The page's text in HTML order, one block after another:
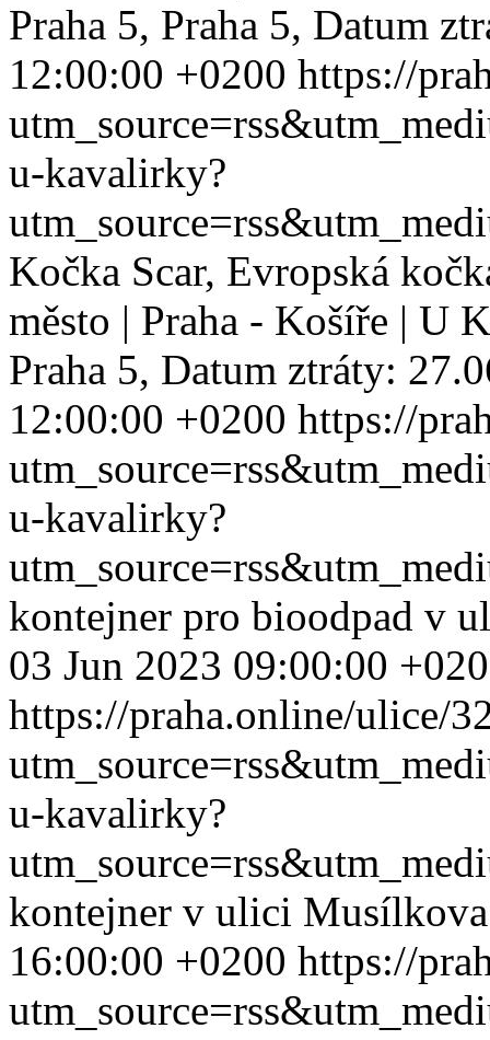
Praha 5, Praha 5, Datum
12:00:00 +0200 https://
u-kavalirky?
Kočka Scar, Evropská
město | Praha - Košíře | U
Praha 5, Datum ztráty:
12:00:00 +0200 https://
u-kavalirky?
kontejner pro bioodpad v
03 Jun 2023 09:00:00
https://praha.online/ulice/
u-kavalirky?
kontejner v ulici
16:00:00 +0200 https://